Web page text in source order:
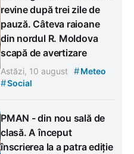
revine după trei zile de
pauză. Câteva raioane
din nordul R. Moldova
scapă de avertizare
Astăzi, 10 august #Meteo
#Social
PMAN - din nou sală de
clasă. A început
înscrierea la a patra ediție